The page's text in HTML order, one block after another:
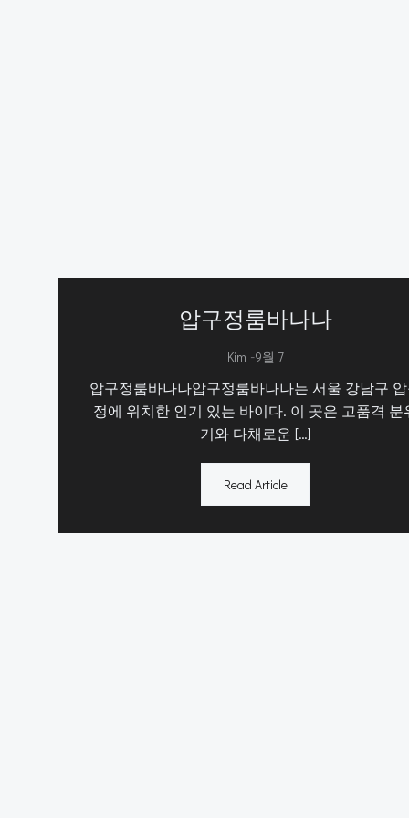
압구정룸바나나
Kim -9월 7
압구정룸바나나압구정룸바나나는 서울 강남구
정에 위치한 인기 있는 바이다. 이 곳은 고품격 분
기와 다채로운 […]
Read Article